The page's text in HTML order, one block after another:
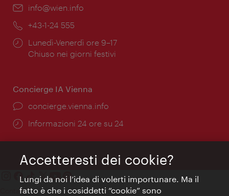
Email:
info@wien.info
Telefono:
+43-1-24 555
Orari
di
Lunedì-Venerdì ore 9–17
Chiuso nei giorni festivi
Concierge IA Vienna
Ort:
concierge.vienna.info
Öffnungszeiten:
Informazioni 24 ore su 24
Contatti
Accetteresti dei cookie?
Lungi da noi l’idea di volerti importunare. Ma il
fatto è che i cosiddetti “cookie” sono